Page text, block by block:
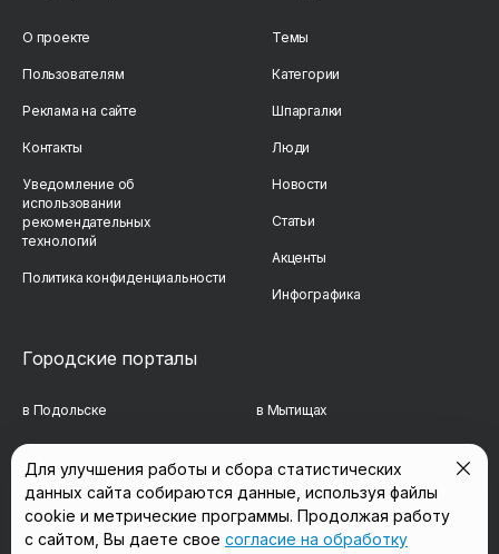
О проекте
Пользователям
Реклама на сайте
Контакты
Уведомление об
использовании
рекомендательных
технологий
Политика конфиденциальности
Темы
Категории
Шпаргалки
Люди
Новости
Статьи
Акценты
Инфографика
Городские порталы
в Подольске в Мытищах
в Сергиевом Посаде в Люберцах
в Красногорске в Королёве
Для улучшения работы и сбора статистических
данных сайта собираются данные, используя файлы
cookie и метрические программы. Продолжая работу
с сайтом, Вы даете свое согласие на обработку